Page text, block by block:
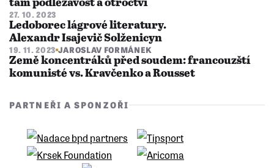
tam podlézavost a otroctví
27. 10. 2023
Ledoborec lágrové literatury.
Alexandr Isajevič Solženicyn
19. 11. 2023 JAROSLAV FORMÁNEK
Země koncentráků před soudem: francouzští
komunisté vs. Kravčenko a Rousset
PARTNEŘI A SPONZOŘI